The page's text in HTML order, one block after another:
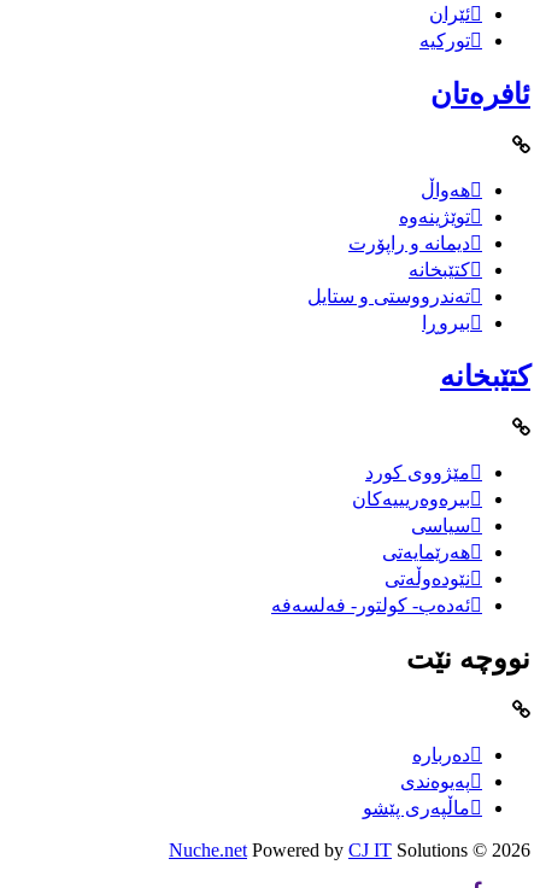
ئێران
تورکیە
ئافرەتان
هەواڵ
توێژینەوە
دیمانە و راپۆرت
کتێبخانە
تەندرووستی و ستایل
بیروڕا
کتێبخانە
مێژووى کورد
بیرەوەریییەکان
سیاسى
هەرێمایەتی
نێودەوڵەتی
ئەدەب- کولتور- فەلسەفە
نووچە نێت
دەربارە
پەیوەندی
ماڵپەری پێشو
2026 ©
Nuche.net Powered by CJ IT Solutions